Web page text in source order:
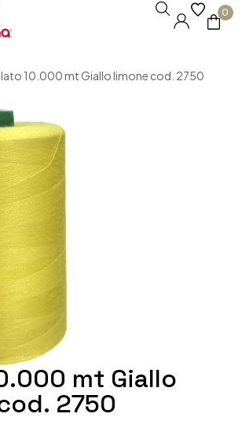
0
10.000 mt Giallo limone cod. 2750
mt Giallo
2750